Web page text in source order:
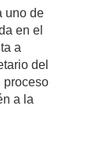
uno de
en el
a
del
proceso
a la